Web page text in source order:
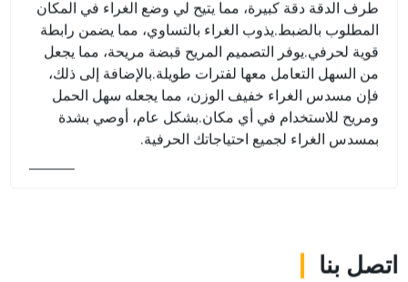
طرف الدقة دقة كبيرة، مما يتيح لي وضع الغراء في المكان
المطلوب بالضبط.يذوب الغراء بالتساوي، مما يضمن رابطة
قوية لحرفي.يوفر التصميم المريح قبضة مريحة، مما يجعل
من السهل التعامل معها لفترات طويلة.بالإضافة إلى ذلك،
فإن مسدس الغراء خفيف الوزن، مما يجعله سهل الحمل
ومريح للاستخدام في أي مكان.بشكل عام، أوصي بشدة
بمسدس الغراء لجميع احتياجاتك الحرفية.
اتصل بنا